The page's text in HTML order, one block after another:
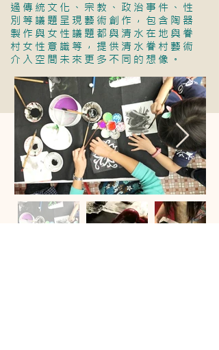
過傳統文化、宗教、政治事件、性
別等議題呈現藝術創作，包含陶器
製作與女性議題都與清水在地與眷
村女性意識等，提供清水眷村藝術
介入空間未來更多不同的想像。